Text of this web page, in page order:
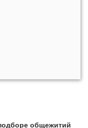
общежитий